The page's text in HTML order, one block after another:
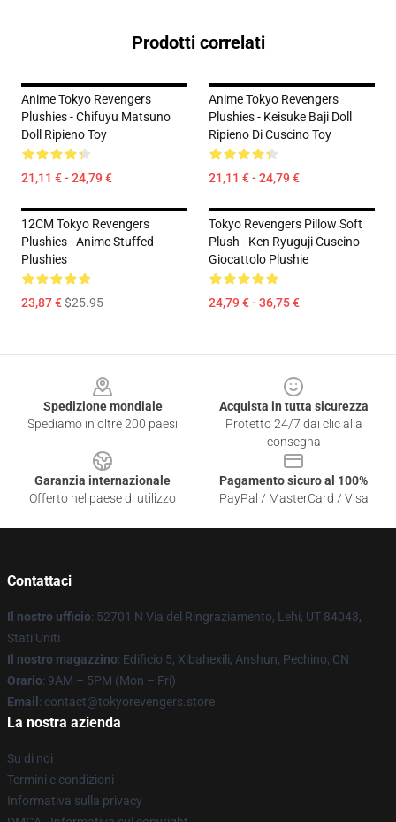
Prodotti correlati
Anime Tokyo Revengers
Plushies - Chifuyu Matsuno
Doll Ripieno Toy
21,11 € - 24,79 €
Anime Tokyo Revengers
Plushies - Keisuke Baji Doll
Ripieno Di Cuscino Toy
21,11 € - 24,79 €
12CM Tokyo Revengers
Plushies - Anime Stuffed
Plushies
23,87 €$25.95
Tokyo Revengers Pillow Soft
Plush - Ken Ryuguji Cuscino
Giocattolo Plushie
24,79 € - 36,75 €
Spedizione mondiale
Spediamo in oltre 200 paesi
Acquista in tutta sicurezza
Protetto 24/7 dai clic alla
consegna
Garanzia internazionale
Offerto nel paese di utilizzo
Pagamento sicuro al 100%
PayPal / MasterCard / Visa
Contattaci
Il nostro ufficio: 52701 N Via del Ringraziamento, Lehi, UT 84043,
Stati Uniti
Il nostro magazzino: Edificio 5, Xibahexili, Anshun, Pechino, CN
Orario: 9AM – 5PM (Mon – Fri)
Email : contact@tokyorevengers.store
La nostra azienda
Su di noi
Termini e condizioni
Informativa sulla privacy